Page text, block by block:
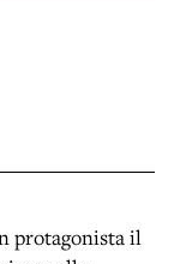
protagonista il